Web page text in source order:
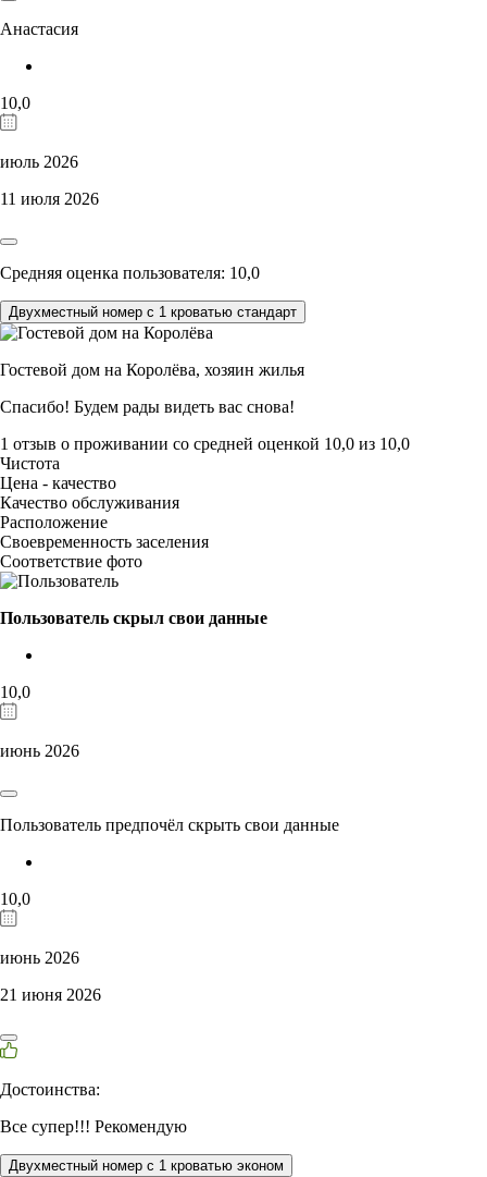
Анастасия
10,0
июль 2026
11 июля 2026
Средняя оценка пользователя: 10,0
Двухместный номер с 1 кроватью стандарт
Гостевой дом на Королёва, хозяин жилья
Спасибо! Будем рады видеть вас снова!
1 отзыв о проживании со средней оценкой 10,0 из 10,0
Чистота
Цена - качество
Качество обслуживания
Расположение
Своевременность заселения
Соответствие фото
Пользователь скрыл свои данные
10,0
июнь 2026
Пользователь предпочёл скрыть свои данные
10,0
июнь 2026
21 июня 2026
Достоинства:
Все супер!!! Рекомендую
Двухместный номер с 1 кроватью эконом